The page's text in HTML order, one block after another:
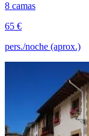
8 camas
65 €
pers./noche (aprox.)